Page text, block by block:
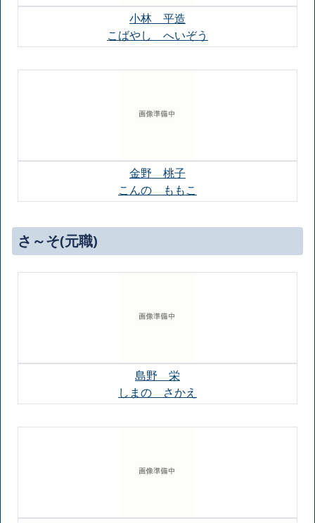
小林 平造
こばやし へいぞう
金野 桃子
こんの ももこ
さ～そ(元職)
島野 栄
しまの さかえ